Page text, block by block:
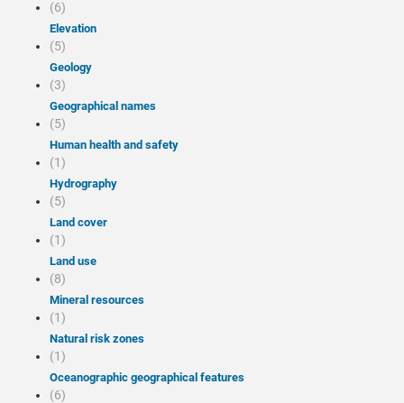
(6)
Elevation
(5)
Geology
(3)
Geographical names
(5)
Human health and safety
(1)
Hydrography
(5)
Land cover
(1)
Land use
(8)
Mineral resources
(1)
Natural risk zones
(1)
Oceanographic geographical features
(6)